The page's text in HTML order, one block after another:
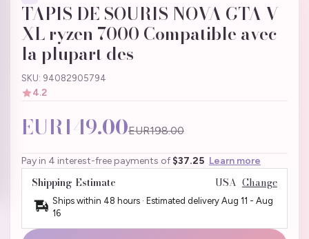
TAPIS DE SOURIS NOVA GTA V
XL ryzen 7000 Compatible avec
la plupart des
SKU: 94082905794
4.2
EUR149.00EUR198.00
Pay in 4 interest-free payments of $37.25 Learn more
Shipping Estimate USA Change
Ships within 48 hours · Estimated delivery Aug 11 - Aug
16